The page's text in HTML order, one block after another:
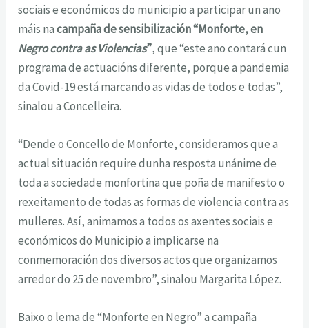
sociais e económicos do municipio a participar un ano
máis nacampaña de sensibilización “Monforte, en
Negro contra as Violencias”, que “este ano contará cun
programa de actuacións diferente, porque a pandemia
da Covid-19 está marcando as vidas de todos e todas”,
sinalou a Concelleira.
“Dende o Concello de Monforte, consideramos que a
actual situación require dunha resposta unánime de
toda a sociedade monfortina que poña de manifesto o
rexeitamento de todas as formas de violencia contra as
mulleres. Así, animamos a todos os axentes sociais e
económicos do Municipio a implicarse na
conmemoración dos diversos actos que organizamos
arredor do 25 de novembro”, sinalou Margarita López.
Baixo o lema de “Monforte en Negro” a campaña